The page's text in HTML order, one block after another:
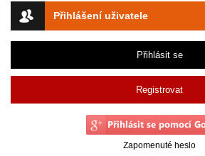
Přihlášení uživatele
Přihlásit se
Registrovat
Zapomenuté heslo